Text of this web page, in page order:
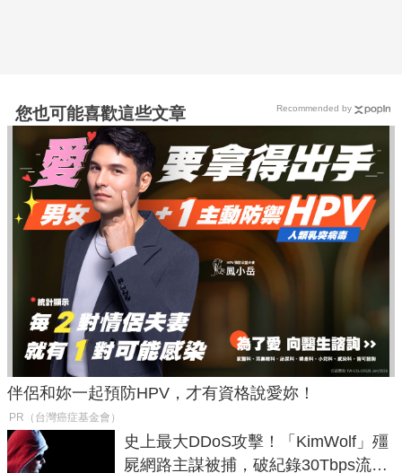
您也可能喜歡這些文章
伴侶和妳一起預防HPV，才有資格說愛妳！
PR（台灣癌症基金會）
史上最大DDoS攻擊！「KimWolf」殭
屍網路主謀被捕，破紀錄30Tbps流量
Recommended by